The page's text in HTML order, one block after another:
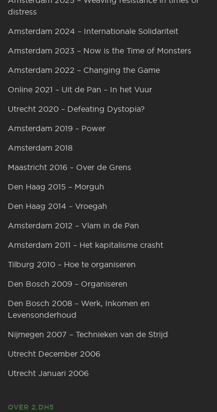
distress
Amsterdam 2024 – Internationale Solidariteit
Amsterdam 2023 – Now is the Time of Monsters
Amsterdam 2022 – Changing the Game
Online 2021 – Uit de Pan – In het Vuur
Utrecht 2020 – Defeating Dystopia?
Amsterdam 2019 – Power
Amsterdam 2018
Maastricht 2016 – Over de Grens
Den Haag 2015 – Morguh
Den Haag 2014 – Vroegah
Amsterdam 2012 – Vlam in de Pan
Amsterdam 2011 – Het kapitalisme crasht
Tilburg 2010 – Hoe te organiseren
Den Bosch 2009 – Organiseren
Den Bosch 2008 – Werk, Inkomen en
Levensonderhoud
Nijmegen 2007 – Technieken van de Strijd
Utrecht December 2006
Utrecht Januari 2006
OVER 2.DH5